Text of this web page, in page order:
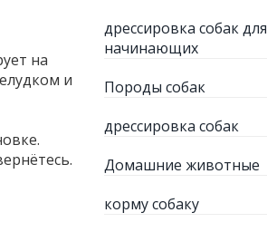
на
и
дрессировка собак для
начинающих
Породы собак
дрессировка собак
Домашние животные
корму собаку